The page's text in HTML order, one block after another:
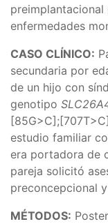
enfermedades
CASO CLÍNICO:
secundaria por
de un hijo con
genotipo
estudio familiar
era portadora de
pareja solicitó
preconcepcional
MÉTODOS: